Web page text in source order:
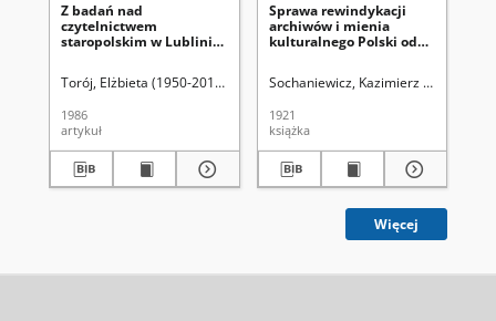
Z badań nad
czytelnictwem
staropolskim w Lublinie :
bibliotekach
mieszczańskich
Torój, Elżbieta (1950-2010). Aleksandrowicz-Ulrich, Alina (1931- ).
1986
artykuł
Sprawa rewindykacji
archiwów i mienia
kulturalnego Polski od
Sochaniewicz, Kazimierz (1892-
1921
książka
Więcej